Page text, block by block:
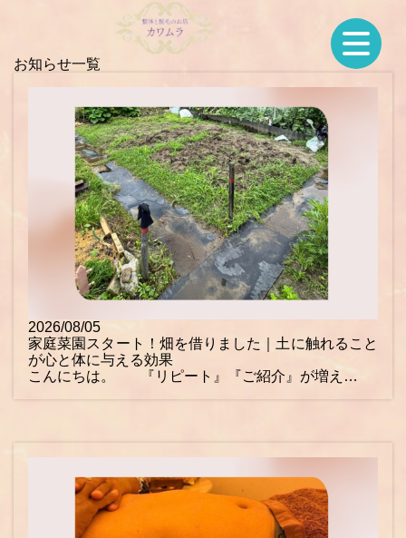
お知らせ一覧
2026/08/05
家庭菜園スタート！畑を借りました｜土に触れること
が心と体に与える効果
こんにちは。 『リピート』『ご紹介』が増え…